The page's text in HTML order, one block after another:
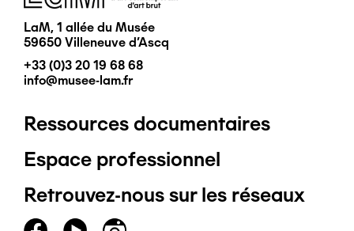
LaM, 1 allée du Musée
59650 Villeneuve d'Ascq
+33 (0)3 20 19 68 68
info@musee-lam.fr
Pied
de
page
Ressources documentaires
Espace professionnel
Retrouvez-nous sur les réseaux